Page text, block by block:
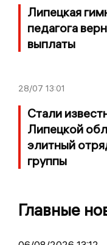
Липецкая
педагога
выплаты
28/07 13:01
Стали
Липецкой
элитный
группы
Главные